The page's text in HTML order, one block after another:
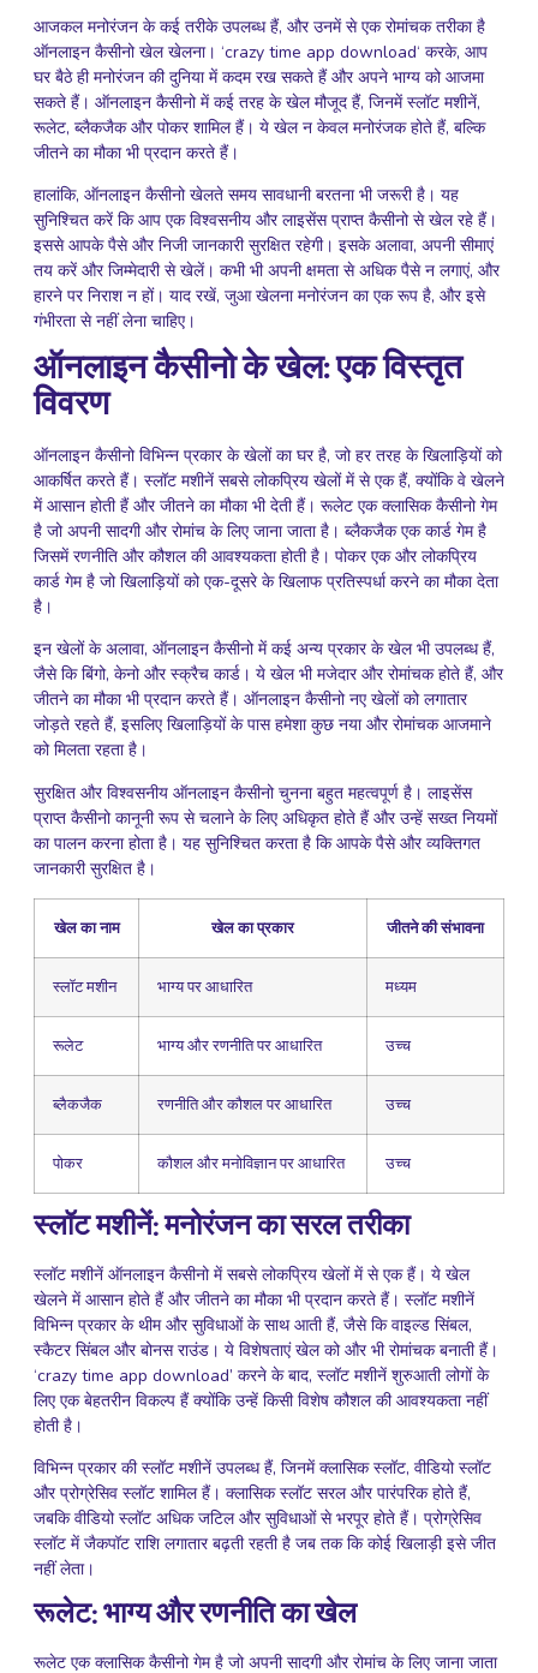
आजकल मनोरंजन के कई तरीके उपलब्ध हैं, और उनमें से एक रोमांचक तरीका है
ऑनलाइन कैसीनो खेल खेलना। ‘crazy time app download‘ करके, आप
घर बैठे ही मनोरंजन की दुनिया में कदम रख सकते हैं और अपने भाग्य को आजमा
सकते हैं। ऑनलाइन कैसीनो में कई तरह के खेल मौजूद हैं, जिनमें स्लॉट मशीनें,
रूलेट, ब्लैकजैक और पोकर शामिल हैं। ये खेल न केवल मनोरंजक होते हैं, बल्कि
जीतने का मौका भी प्रदान करते हैं।
हालांकि, ऑनलाइन कैसीनो खेलते समय सावधानी बरतना भी जरूरी है। यह
सुनिश्चित करें कि आप एक विश्वसनीय और लाइसेंस प्राप्त कैसीनो से खेल रहे हैं।
इससे आपके पैसे और निजी जानकारी सुरक्षित रहेगी। इसके अलावा, अपनी सीमाएं
तय करें और जिम्मेदारी से खेलें। कभी भी अपनी क्षमता से अधिक पैसे न लगाएं, और
हारने पर निराश न हों। याद रखें, जुआ खेलना मनोरंजन का एक रूप है, और इसे
गंभीरता से नहीं लेना चाहिए।
ऑनलाइन कैसीनो के खेल: एक विस्तृत
विवरण
ऑनलाइन कैसीनो विभिन्न प्रकार के खेलों का घर है, जो हर तरह के खिलाड़ियों को
आकर्षित करते हैं। स्लॉट मशीनें सबसे लोकप्रिय खेलों में से एक हैं, क्योंकि वे खेलने
में आसान होती हैं और जीतने का मौका भी देती हैं। रूलेट एक क्लासिक कैसीनो गेम
है जो अपनी सादगी और रोमांच के लिए जाना जाता है। ब्लैकजैक एक कार्ड गेम है
जिसमें रणनीति और कौशल की आवश्यकता होती है। पोकर एक और लोकप्रिय
कार्ड गेम है जो खिलाड़ियों को एक-दूसरे के खिलाफ प्रतिस्पर्धा करने का मौका देता
है।
इन खेलों के अलावा, ऑनलाइन कैसीनो में कई अन्य प्रकार के खेल भी उपलब्ध हैं,
जैसे कि बिंगो, केनो और स्क्रैच कार्ड। ये खेल भी मजेदार और रोमांचक होते हैं, और
जीतने का मौका भी प्रदान करते हैं। ऑनलाइन कैसीनो नए खेलों को लगातार
जोड़ते रहते हैं, इसलिए खिलाड़ियों के पास हमेशा कुछ नया और रोमांचक आजमाने
को मिलता रहता है।
सुरक्षित और विश्वसनीय ऑनलाइन कैसीनो चुनना बहुत महत्वपूर्ण है। लाइसेंस
प्राप्त कैसीनो कानूनी रूप से चलाने के लिए अधिकृत होते हैं और उन्हें सख्त नियमों
का पालन करना होता है। यह सुनिश्चित करता है कि आपके पैसे और व्यक्तिगत
जानकारी सुरक्षित है।
खेल का नाम खेल का प्रकार जीतने की संभावना
स्लॉट मशीन भाग्य पर आधारित मध्यम
रूलेट भाग्य और रणनीति पर आधारित उच्च
ब्लैकजैक रणनीति और कौशल पर आधारित उच्च
पोकर कौशल और मनोविज्ञान पर आधारित उच्च
स्लॉट मशीनें: मनोरंजन का सरल तरीका
स्लॉट मशीनें ऑनलाइन कैसीनो में सबसे लोकप्रिय खेलों में से एक हैं। ये खेल
खेलने में आसान होते हैं और जीतने का मौका भी प्रदान करते हैं। स्लॉट मशीनें
विभिन्न प्रकार के थीम और सुविधाओं के साथ आती हैं, जैसे कि वाइल्ड सिंबल,
स्कैटर सिंबल और बोनस राउंड। ये विशेषताएं खेल को और भी रोमांचक बनाती हैं।
‘crazy time app download’ करने के बाद, स्लॉट मशीनें शुरुआती लोगों के
लिए एक बेहतरीन विकल्प हैं क्योंकि उन्हें किसी विशेष कौशल की आवश्यकता नहीं
होती है।
विभिन्न प्रकार की स्लॉट मशीनें उपलब्ध हैं, जिनमें क्लासिक स्लॉट, वीडियो स्लॉट
और प्रोग्रेसिव स्लॉट शामिल हैं। क्लासिक स्लॉट सरल और पारंपरिक होते हैं,
जबकि वीडियो स्लॉट अधिक जटिल और सुविधाओं से भरपूर होते हैं। प्रोग्रेसिव
स्लॉट में जैकपॉट राशि लगातार बढ़ती रहती है जब तक कि कोई खिलाड़ी इसे जीत
नहीं लेता।
रूलेट: भाग्य और रणनीति का खेल
रूलेट एक क्लासिक कैसीनो गेम है जो अपनी सादगी और रोमांच के लिए जाना जाता